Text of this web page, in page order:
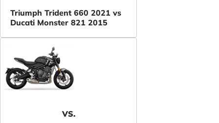
Triumph Trident 660 2021 vs
Ducati Monster 821 2015
VS.